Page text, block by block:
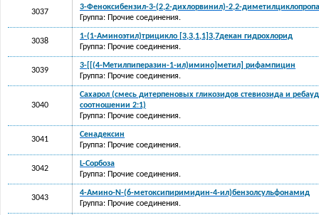
3037
3-Феноксибензил-3-(2,2-дихлорвинил)-2,2-
Группа: Прочие соединения.
3038
1-(1-Аминоэтил)трицикло [3,3,1,1]3,7декан гидрохлорид
Группа: Прочие соединения.
3039
3-[[(4-Метилпиперазин-1-ил)имино]метил] рифампицин
Группа: Прочие соединения.
3040
Сахарол (смесь дитерпеновых гликозидов стевиозида и
соотношении 2:1)
Группа: Прочие соединения.
3041
Сенадексин
Группа: Прочие соединения.
3042
L-Сорбоза
Группа: Прочие соединения.
3043
4-Амино-N-(6-метоксипиримидин-4-ил)бензолсульфонамид
Группа: Прочие соединения.